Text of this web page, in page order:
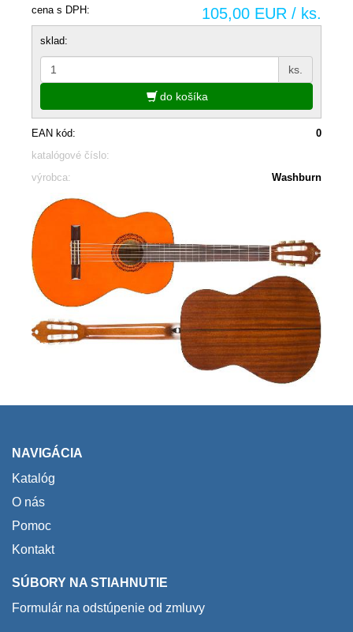
cena s DPH:
105,00 EUR / ks.
sklad:
ks.
do košíka
EAN kód:
0
katalógové číslo:
výrobca:
Washburn
NAVIGÁCIA
Katalóg
O nás
Pomoc
Kontakt
SÚBORY NA STIAHNUTIE
Formulár na odstúpenie od zmluvy